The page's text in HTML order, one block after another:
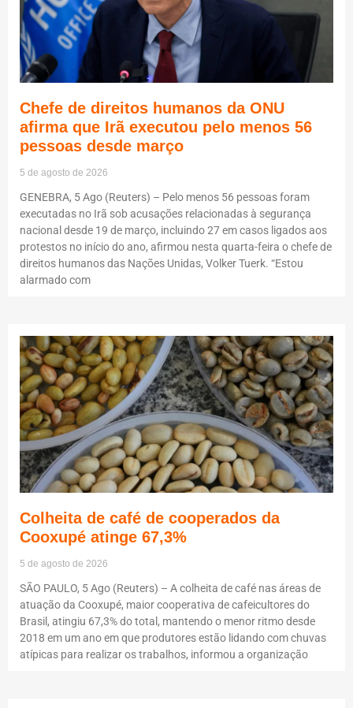
Chefe de direitos humanos da ONU
afirma que Irã executou pelo menos 56
pessoas desde março
5 de agosto de 2026
GENEBRA, 5 Ago (Reuters) – Pelo menos 56 pessoas foram
executadas no Irã sob acusações relacionadas à segurança
nacional desde 19 de março, incluindo 27 em casos ligados aos
protestos no início do ano, afirmou nesta quarta-feira o chefe de
direitos humanos das Nações Unidas, Volker Tuerk. “Estou
alarmado com
Colheita de café de cooperados da
Cooxupé atinge 67,3%
5 de agosto de 2026
SÃO PAULO, 5 Ago (Reuters) – A colheita de café nas áreas de
atuação da Cooxupé, maior cooperativa de cafeicultores do
Brasil, atingiu 67,3% do total, mantendo o menor ritmo desde
2018 em um ano em que produtores estão lidando com chuvas
atípicas para realizar os trabalhos, informou a organização